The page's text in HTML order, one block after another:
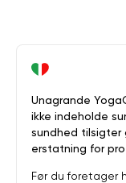
Unagrande
ikke indeholde
sundhed tilsigter
erstatning for
Før du foretager